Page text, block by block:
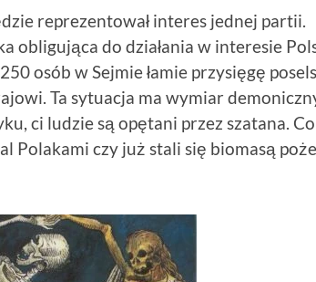
reprezentował interes jednej partii.
obligująca do działania w interesie
osób w Sejmie łamie przysięgę
Ta sytuacja ma wymiar
ci ludzie są opętani przez szatana. Co
Polakami czy już stali się biomasą